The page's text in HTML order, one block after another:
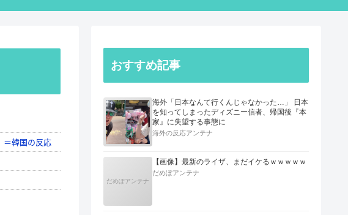
おすすめ記事
海外「日本なんて行くんじゃなかった…」 日本
を知ってしまったディズニー信者、帰国後『本
家』に失望する事態に
海外の反応アンテナ
だめぽアンテナ
【画像】最新のライザ、まだイケるｗｗｗｗｗ
だめぽアンテナ